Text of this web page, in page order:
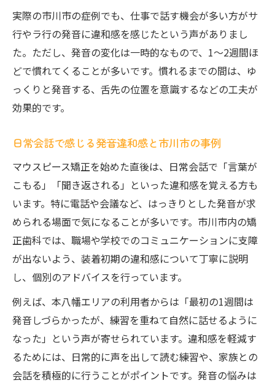
実際の市川市の症例でも、仕事で話す機会が多い方がサ
行やラ行の発音に違和感を感じたという声がありまし
た。ただし、発音の変化は一時的なもので、1～2週間ほ
どで慣れてくることが多いです。慣れるまでの間は、ゆ
っくりと発音する、舌先の位置を意識するなどの工夫が
効果的です。
日常会話で感じる発音違和感と市川市の事例
マウスピース矯正を始めた直後は、日常会話で「言葉が
こもる」「聞き返される」といった違和感を覚える方も
います。特に電話や会議など、はっきりとした発音が求
められる場面で気になることが多いです。市川市内の矯
正歯科では、職場や学校でのコミュニケーションに支障
が出ないよう、装着初期の違和感について丁寧に説明
し、個別のアドバイスを行っています。
例えば、本八幡エリアの利用者からは「最初の1週間は
発音しづらかったが、練習を重ねて自然に話せるように
なった」という声が寄せられています。違和感を軽減す
るためには、日常的に声を出して読む練習や、家族との
会話を積極的に行うことがポイントです。発音の悩みは